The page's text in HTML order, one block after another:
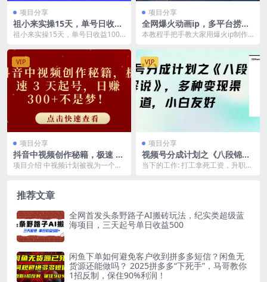
项目分享
祖小来实操15天，单号日收益
100+，月入过万简单可复制的
祖小来实操15天，单号日收益100
法【付费文章】...
项目分享
全网爆火动画ip，多平台捞
金，单号月收入8k ！可批量
本教程手把手教大家用爆火ip制作
流量都非常猛，一...
VIP
项目分享
抖音中视频创作秘籍，极速 3
天起号，日赚 300+不是梦！
项目介绍 中视频计划被视为一个低
VIP
项目分享
视频号分成计划之《八段锦解
说》，多种变现渠道，小白友
当下的工作: 打工拿死工资，升职加
推荐文章
全网首发头条野路子AI搬砖玩法，纪实类超级蓝
海项目，三天起号单日收益500
闲鱼下单如何避免客户收到拼多多短信？闲鱼无
货源还能做吗？ 2025拼多多“下死手”，马哥教你
1招反制，保住90%利润！